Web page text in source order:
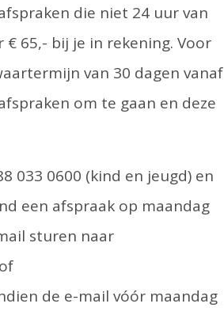
die niet 24 uur van
65,- bij je in rekening. Voor
van 30 dagen vanaf
om te gaan en deze
033 0600 (kind en jeugd) en
een afspraak op maandag
sturen naar
de e-mail vóór maandag